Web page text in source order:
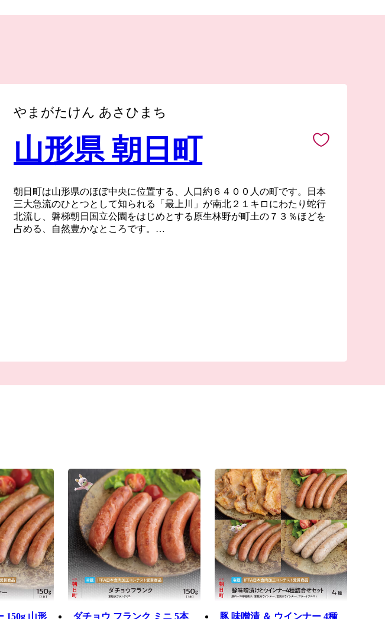
やまがたけん あさひまち
山形県 朝日町
朝日町は山形県のほぼ中央に位置する、人口約６４００人の町です。日本
三大急流のひとつとして知られる「最上川」が南北２１キロにわたり蛇行
北流し、磐梯朝日国立公園をはじめとする原生林野が町土の７３％ほどを
占める、自然豊かなところです。
150g 山形 ダチョウ フランク ミニ 5本 豚 味噌漬 ＆ ウインナー 4種